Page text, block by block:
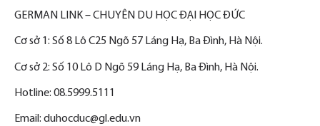
GERMAN LINK – CHUYÊN DU HỌC ĐẠI HỌC ĐỨC
Cơ sở 1: Số 8 Lô C25 Ngõ 57 Láng Hạ, Ba Đình, Hà Nội.
Cơ sở 2: Số 10 Lô D Ngõ 59 Láng Hạ, Ba Đình, Hà Nội.
Hotline: 08.5999.5111
Email: duhocduc@gl.edu.vn